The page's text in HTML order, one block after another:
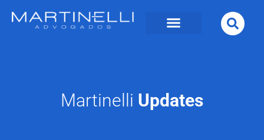
Martinelli Updates